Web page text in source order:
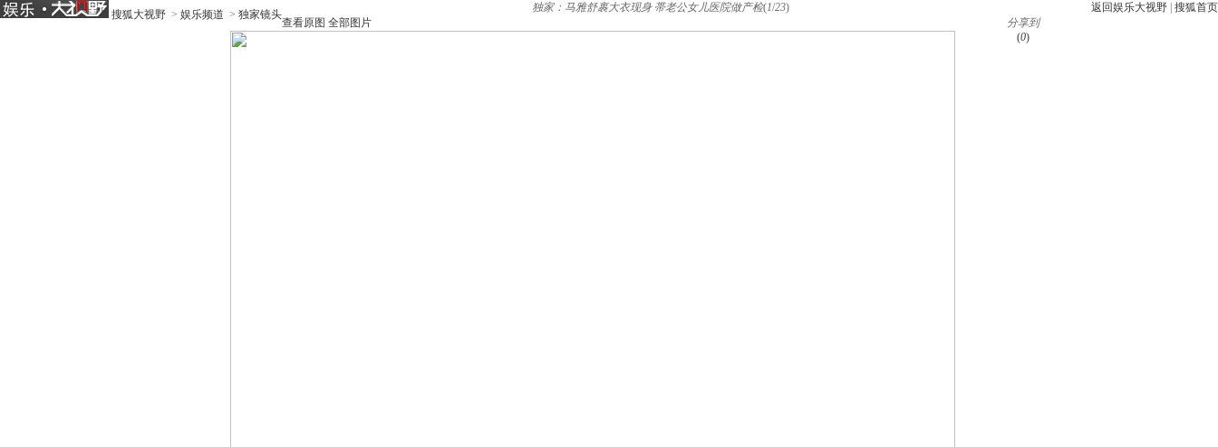
搜狐大视野 > 娱乐频道 > 独家镜头
返回娱乐大视野 搜狐首页
独家：马雅舒裹大衣现身 帯老公女儿医院做产检(1/23)
查看原图 全部图片
分享到
(0)